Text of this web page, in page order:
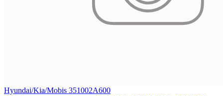
Hyundai/Kia/Mobis 351002A600